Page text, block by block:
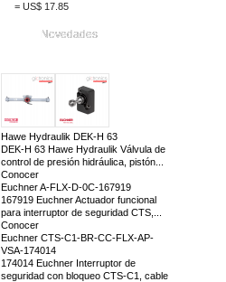
= US$17.85
Novedades
Hawe Hydraulik DEK-H 63
DEK-H 63 Hawe Hydraulik Válvula de
control de presión hidráulica, pistón...
Conocer
Euchner A-FLX-D-0C-167919
167919 Euchner Actuador funcional
para interruptor de seguridad CTS,...
Conocer
Euchner CTS-C1-BR-CC-FLX-AP-
VSA-174014
174014 Euchner Interruptor de
seguridad con bloqueo CTS-C1, cable